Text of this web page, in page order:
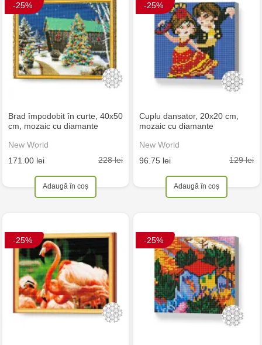
-25%
Brad împodobit în curte, 40x50
cm, mozaic cu diamante
New World
171.00 lei
228 lei
Adaugă în coș
-25%
Cuplu dansator, 20x20 cm,
mozaic cu diamante
New World
96.75 lei
129 lei
Adaugă în coș
-25% -25%